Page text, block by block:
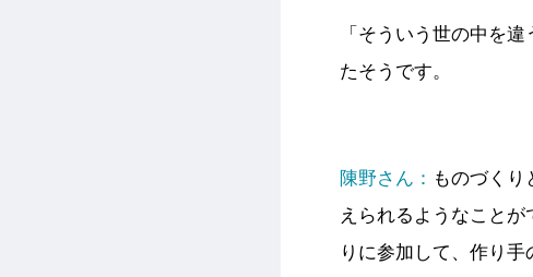
「そういう世の中を違
たそうです。
陳野さん： ものづく
えられるようなこと
りに参加して、作り